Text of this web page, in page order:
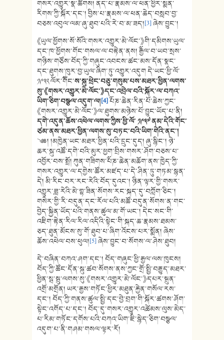
གསར་འགྱུར་སྣ་ཚོགས། ནད་པ་རྣམས་ལ་ཕན་ཕྱིར་སྨན་
རིགས་ཀྱི་སྐོར་དང་། བྱིས་པ་རྣམས་ལ་ཕན་ཆེད་བསླབ་བྱ་
བཅས་འབུལ་ལམ་ཞུ་ཐུབ་པའི་རེ་བ་མ་ཟད།[3]ཞེས་བྱུང་།
《ཡུལ་ཕྱོགས་སོ་སོའི་གསར་འགྱུར་མེ་ལོང་》གི་དམིགས་ཡུལ་
དང་ཁ་ཕྱོགས་གོང་གསལ་ལ་བརྟེན་ནས། ༸རྒྱལ་བ་ཡབ་སྲས་
གཉིས་གཙོས་བོད་ཀྱི་གཞུང་འབངས་ཚང་མས་དོན་སྣང་
དང་ཐུགས་ཁུར་བྱ་ཡུལ་ཞིག་ཏུ་འགྱུར་འདུག དེ་ཡང་ཕྱི་ལོ་
༡༩༣༢ ལོར་༸གོང་ས་སྐུ་ཕྲེང་བཅུ་གསུམ་པས་མཐར་ཕྱིན་ལགས་
སུ་《གསར་འགྱུར་མེ་ལོང་》དང་འབྲེལ་བའི་སྐོར་ལ་བཀའ་
ཡིག་ཅིག་བསྩལ་འདུག་ལ།[4]༸པཎ་ཆེན་རིན་པོ་ཆེས་ཀྱང་
《གསར་འགྱུར་མེ་ལོང་》ལ་ཐུགས་མཉེས་པོ་བྱུང་ཡོད་པ་ནི།
དགེ་འདུན་ཆོས་འཕེལ་ལགས་ཀྱིས་ཕྱི་ལོ་ ༡༩༣༧ ནམ་དེའི་གོང་
ཙམ་ནས་མཐར་ཕྱིན་ལགས་སུ་བཏང་བའི་ཡིག་གེའི་ནང་།
༄༅། །མཁྱེན་ཡང་མཐར་ཕྱིན་པའི་དྲུང་དུད། ཞུ་སྙིང་། ཉེ་
ཆར་སྐུ་འཚོ་དགེ་བའི་མུར་ཕྱག་བྲིས་གསར་ཤོག་བཅས་པ་
འབྱོར་བས་སྤྲོ། ཀུན་གཟིགས་༸པཎ་ཆེན་མཆོག་ནས་ཁྱེད་ཀྱི་
གསར་འགྱུར་ལ་དགྱེས་ཚོར་མཛད་པ་དེ་ཤིན་ཏུ་གཏམ་སྙན་
དེ། མི་རིང་བར་རང་རེའི་བོད་དུའང་། ཉིན་ལྟར་གྱི་གསར་
འགྱུར་ཟླ་རེའི་མེ་གྷ་ཟིན་སོགས་རང་སྐད་དུ་བཀློག་ཅིང་།
གསེར་གྱི་རི་བདུན་དང་རོལ་པའི་མཚོ་བདུན་སོགས་ན་གང་
བྱེད་སྐྱིན་ཡོད་པའི་གནས་ཚུལ་མ་གོ་ཡང་། དེང་སང་གི་
འཇིག་རྟེན་རིལ་རིལ་འདིའི་སྟེང་གི་སྐད་ཆ་རྣམས་ཐམས་
ཅད་ཐུན་མོངས་སུ་གོ་ཐུབ་པ་ཞིག་འོངས་པར་སྨོན། ཞེས་
ཆོས་འཕེལ་བས་ཕུལ།[5]ཞེས་བྱུང་བ་སོགས་ལ་ཤེས་ཐུབ།
དེ་བཞིན་བཀའ་ཤག་དང་། བོད་གཞུང་ཕྱི་རྒྱལ་ལས་ཁུངས།
བོད་ཀྱི་ཚོང་དོན་སྐུ་ཚབ་སོགས་ནས་ཀྱང་གྲོ་སྤྱི་བརྒྱུད་མཐར་
ཕྱིན་སྦ་སྦུ་ལགས་སུ་《གསར་འགྱུར་མེ་ལོང་》དཔར་སྐྲུན་
འགྲོ་མགྲོན། ཡར་རྒྱས་གཏོང་ཕྱིར་མཐུན་རྐྱེན་གསོལ་རས་
དང་། བོད་ཀྱི་གནས་ཚུལ་སྤྱི་དང་བྱེ་བྲག་གི་སྐོར་ཚགས་ཤོག་
སྟེང་འགོད་པ་དང་། བོད་དུ་གསར་འགྱུར་འཚེམས་ལུས་མེད་
པ་རིམ་གཏོང་དགོས་པའི་བཀའ་ཡིག་ཇི་སྙེད་ཅིག་བསྩལ་
འདུག་པ་ནི་གཤམ་གསལ་ལྟར་རོ།